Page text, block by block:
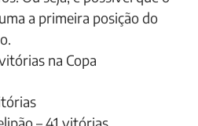
estrangeiros.
Uribe, já falecido, que
a 1985, lidera o
Ou seja, é possível que o
a primeira posição do